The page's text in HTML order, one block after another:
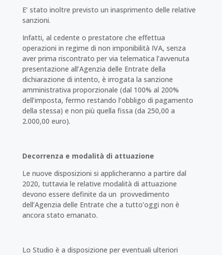
E’ stato inoltre previsto un inasprimento delle relative
sanzioni.
Infatti, al cedente o prestatore che effettua
operazioni in regime di non imponibilità IVA, senza
aver prima riscontrato per via telematica l’avvenuta
presentazione all’Agenzia delle Entrate della
dichiarazione di intento, è irrogata la sanzione
amministrativa proporzionale (dal 100% al 200%
dell’imposta, fermo restando l’obbligo di pagamento
della stessa) e non più quella fissa (da 250,00 a
2.000,00 euro).
Decorrenza e modalità di attuazione
Le nuove disposizioni si applicheranno a partire dal
2020, tuttavia le relative modalità di attuazione
devono essere definite da un provvedimento
dell’Agenzia delle Entrate che a tutto’oggi non è
ancora stato emanato.
Lo Studio è a disposizione per eventuali ulteriori